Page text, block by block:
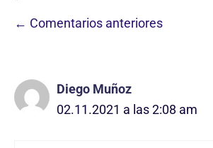
Navegación
← Comentarios anteriores
Diego Muñoz
02.11.2021 a las 2:08 am